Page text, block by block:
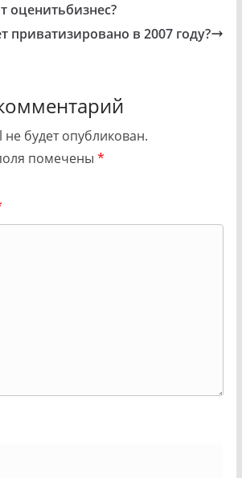
оценитьбизнес?
приватизировано в 2007 году?
будет опубликован.
помечены *